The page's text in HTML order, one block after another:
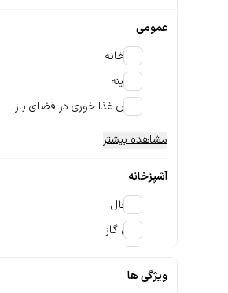
عمومی
آشپزخانه
شومینه
امکان غذا خوری در فضای باز
مشاهده بیشتر
آشپزخانه
یخچال
اجاق گاز
ویژگی ها